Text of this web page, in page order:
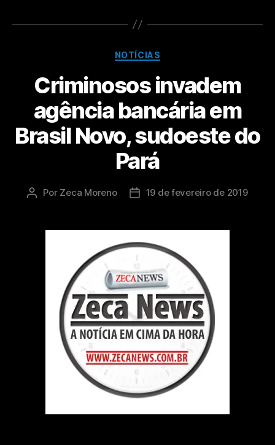
NOTÍCIAS
Criminosos invadem
agência bancária em
Brasil Novo, sudoeste do
Pará
Por Zeca Moreno 19 de fevereiro de 2019